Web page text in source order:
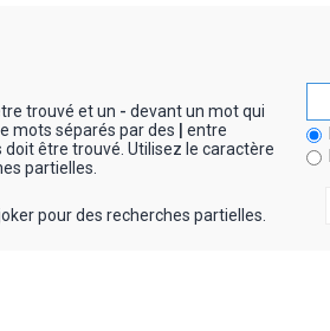
trouvé et un - devant un mot qui
mots séparés par des
entre
doit être trouvé. Utilisez le caractère
partielles.
pour des recherches partielles.